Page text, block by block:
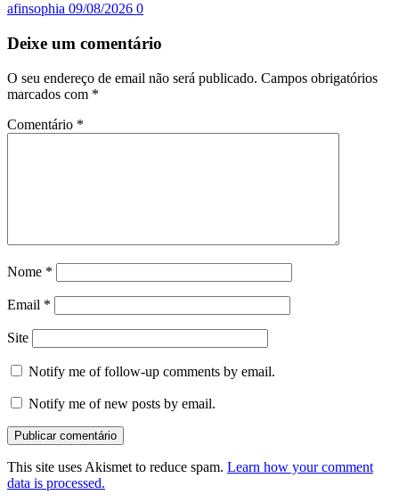
afinsophia 09/08/2026 0
Deixe um comentário
O seu endereço de email não será publicado. Campos obrigatórios
marcados com *
Comentário *
Nome *
Email *
Site
Notify me of follow-up comments by email.
Notify me of new posts by email.
This site uses Akismet to reduce spam. Learn how your comment
data is processed.